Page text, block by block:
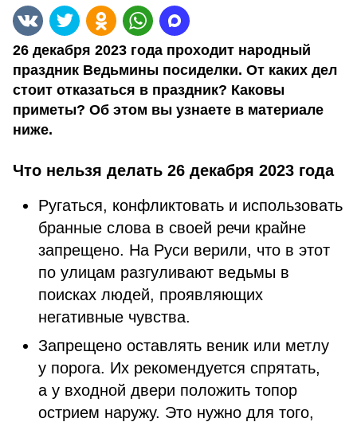
26 декабря 2023 года проходит народный
праздник Ведьмины посиделки. От каких дел
стоит отказаться в праздник? Каковы
приметы? Об этом вы узнаете в материале
ниже.
Что нельзя делать 26 декабря 2023 года
Ругаться, конфликтовать и использовать
бранные слова в своей речи крайне
запрещено. На Руси верили, что в этот
по улицам разгуливают ведьмы в
поисках людей, проявляющих
негативные чувства.
Запрещено оставлять веник или метлу
у порога. Их рекомендуется спрятать,
а у входной двери положить топор
острием наружу. Это нужно для того,